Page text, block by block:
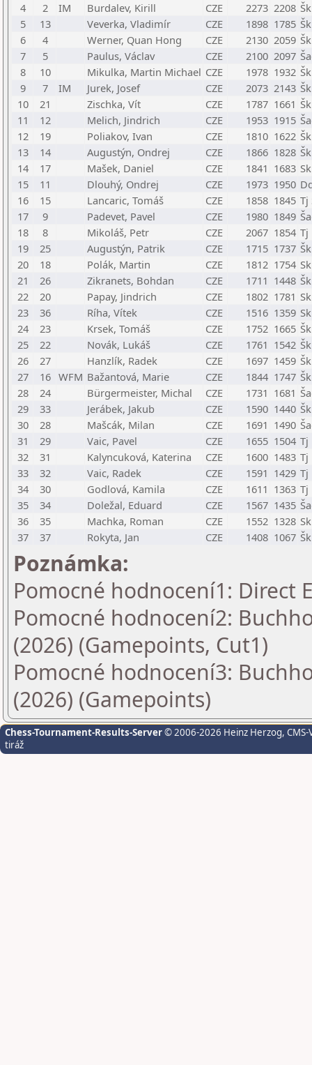
4
2 IM Burdalev, Kirill CZE 2273 2208
5
13 Veverka, Vladimír CZE 1898 1785
6
4 Werner, Quan Hong CZE 2130 2059
7
5 Paulus, Václav CZE 2100 2097
8
10 Mikulka, Martin Michael CZE 1978 1932
9
7 IM Jurek, Josef CZE 2073 2143
10
21 Zischka, Vít CZE 1787 1661
11
12 Melich, Jindrich CZE 1953 1915
12
19 Poliakov, Ivan CZE 1810 1622
13
14 Augustýn, Ondrej CZE 1866 1828
14
17 Mašek, Daniel CZE 1841 1683
15
11 Dlouhý, Ondrej CZE 1973 1950
16
15 Lancaric, Tomáš CZE 1858 1845 Tj
17
9 Padevet, Pavel CZE 1980 1849
18
8 Mikoláš, Petr CZE 2067 1854 Tj
19
25 Augustýn, Patrik CZE 1715 1737
20
18 Polák, Martin CZE 1812 1754
21
26 Zikranets, Bohdan CZE 1711 1448
22
20 Papay, Jindrich CZE 1802 1781
23
36 Ríha, Vítek CZE 1516 1359
24
23 Krsek, Tomáš CZE 1752 1665
25
22 Novák, Lukáš CZE 1761 1542
26
27 Hanzlík, Radek CZE 1697 1459
27
16 WFM Bažantová, Marie CZE 1844 1747
28
24 Bürgermeister, Michal CZE 1731 1681
29
33 Jerábek, Jakub CZE 1590 1440
30
28 Mašcák, Milan CZE 1691 1490
31
29 Vaic, Pavel CZE 1655 1504 Tj
32
31 Kalyncuková, Katerina CZE 1600 1483 Tj
33
32 Vaic, Radek CZE 1591 1429 Tj
34
30 Godlová, Kamila CZE 1611 1363 Tj
35
34 Doležal, Eduard CZE 1567 1435
36
35 Machka, Roman CZE 1552 1328
37
37 Rokyta, Jan CZE 1408 1067
Poznámka:
Pomocné hodnocení1: Direct
Pomocné hodnocení2:
(2026) (Gamepoints, Cut1)
Pomocné hodnocení3:
(2026) (Gamepoints)
Chess-Tournament-Results-Server© 2006-2026 Heinz Herzog,
tiráž